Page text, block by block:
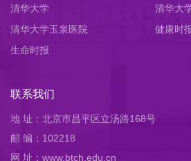
清华大学
清华大
清华大学玉泉医院
健康时
生命时报
联系我们
地 址：北京市昌平区立汤路168号
邮 编：102218
网 址：www.btch.edu.cn